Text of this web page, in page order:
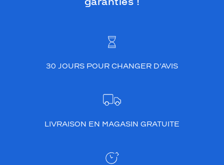
30 JOURS POUR CHANGER D’AVIS
LIVRAISON EN MAGASIN GRATUITE